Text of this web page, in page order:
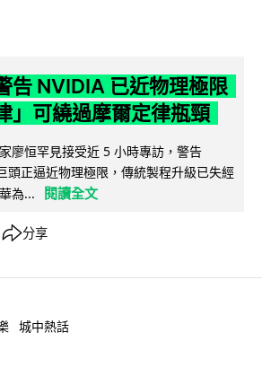
告 NVIDIA 已近物理極限
」可繞過摩爾定律瓶頸
廖恒罕見接受近 5 小時專訪，警告
頭正逼近物理極限，傳統製程升級已失經
為...
閱讀全文
分享
城中熱話